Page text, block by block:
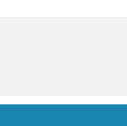
《条例》